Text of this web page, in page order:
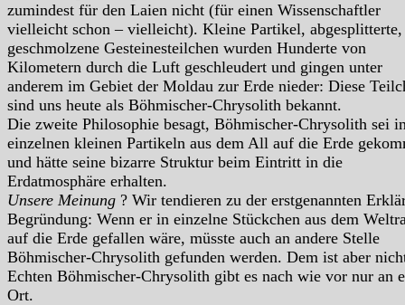
zumindest für den Laien nicht (für einen Wissenschaftler
vielleicht schon – vielleicht). Kleine Partikel, abgesplitterte,
geschmolzene Gesteinesteilchen wurden Hunderte von
Kilometern durch die Luft geschleudert und gingen unter
anderem im Gebiet der Moldau zur Erde nieder: Diese
sind uns heute als Böhmischer-Chrysolith bekannt.
Die zweite Philosophie besagt, Böhmischer-Chrysolith sei
einzelnen kleinen Partikeln aus dem All auf die Erde
und hätte seine bizarre Struktur beim Eintritt in die
Erdatmosphäre erhalten.
Unsere Meinung ? Wir tendieren zu der erstgenannten
Begründung: Wenn er in einzelne Stückchen aus dem
auf die Erde gefallen wäre, müsste auch an andere Stelle
Böhmischer-Chrysolith gefunden werden. Dem ist aber
Echten Böhmischer-Chrysolith gibt es nach wie vor nur an
Ort.